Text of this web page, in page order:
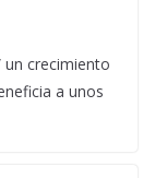
un crecimiento
a unos